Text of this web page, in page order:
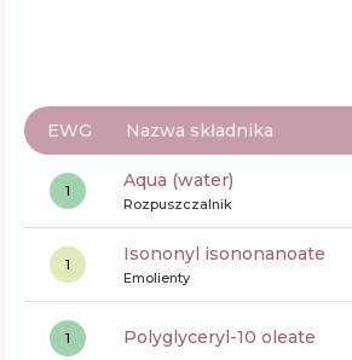
EWG Nazwa składnika
1 aqua (water)
Rozpuszczalnik
1 isononyl isononanoate
Emolienty
1 polyglyceryl-10 oleate